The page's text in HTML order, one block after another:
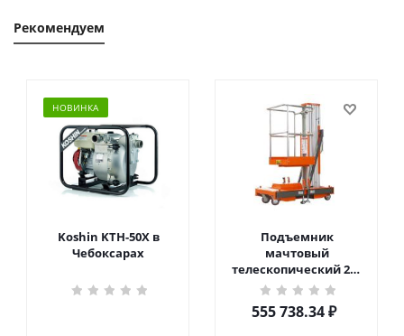
Рекомендуем
НОВИНКА
Koshin KTH-50X в
Чебоксарах
Подъемник
мачтовый
телескопический 200
кг 6 м TOR GTWY6-200S
DC 2-мачтовый
(автономный) (G) в
555 738.34₽